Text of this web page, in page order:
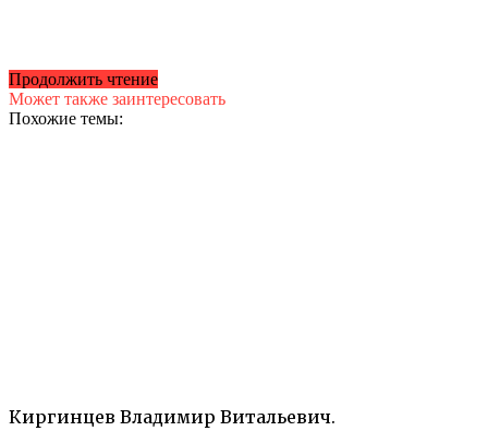
Киргинцев Владимир Витальевич.
Продолжить чтение
Может также заинтересовать
Похожие темы: